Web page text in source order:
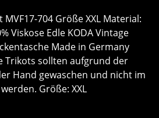
704 Größe XXL Material:
Viskose Edle KODA Vintage
Made in Germany
Trikots sollten aufgrund der
Hand gewaschen und nicht im
Größe: XXL